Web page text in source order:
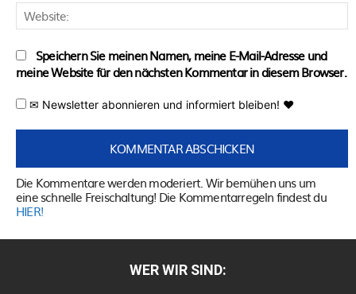
Speichern Sie meinen Namen, meine E-Mail-Adresse und
meine Website für den nächsten Kommentar in diesem Browser.
✉ Newsletter abonnieren und informiert bleiben! ♥
Die Kommentare werden moderiert. Wir bemühen uns um
eine schnelle Freischaltung! Die Kommentarregeln findest du
HIER!
WER WIR SIND: